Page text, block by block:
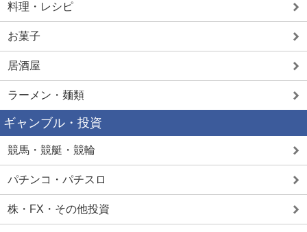
料理・レシピ
お菓子
居酒屋
ラーメン・麺類
ギャンブル・投資
競馬・競艇・競輪
パチンコ・パチスロ
株・FX・その他投資